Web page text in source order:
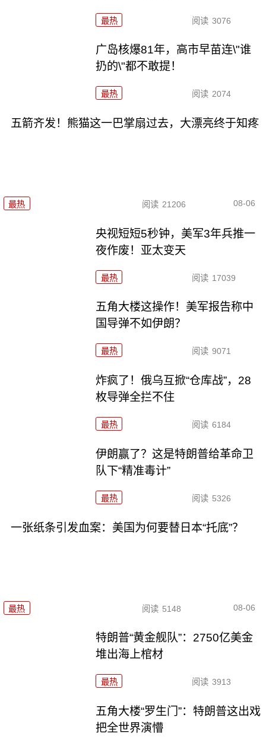
最热 阅读 3076
广岛核爆81年，高市早苗连\"谁
扔的\"都不敢提！
最热 阅读 2074
五箭齐发！熊猫这一巴掌扇过去，大漂亮终于知疼
最热 阅读 21206 08-06
央视短短5秒钟，美军3年兵推一
夜作废！亚太变天
最热 阅读 17039
五角大楼这操作！美军报告称中
国导弹不如伊朗？
最热 阅读 9071
炸疯了！俄乌互掀“仓库战”，28
枚导弹全拦不住
最热 阅读 6184
伊朗赢了？这是特朗普给革命卫
队下“精准毒计”
最热 阅读 5326
一张纸条引发血案：美国为何要替日本“托底”？
最热 阅读 5148 08-06
特朗普“黄金舰队”：2750亿美金
堆出海上棺材
最热 阅读 3913
五角大楼“罗生门”：特朗普这出戏
把全世界演懵